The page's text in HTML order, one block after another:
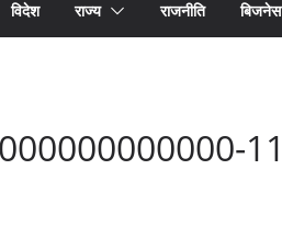
विदेश राज्य राजनीति बिजनेस
11